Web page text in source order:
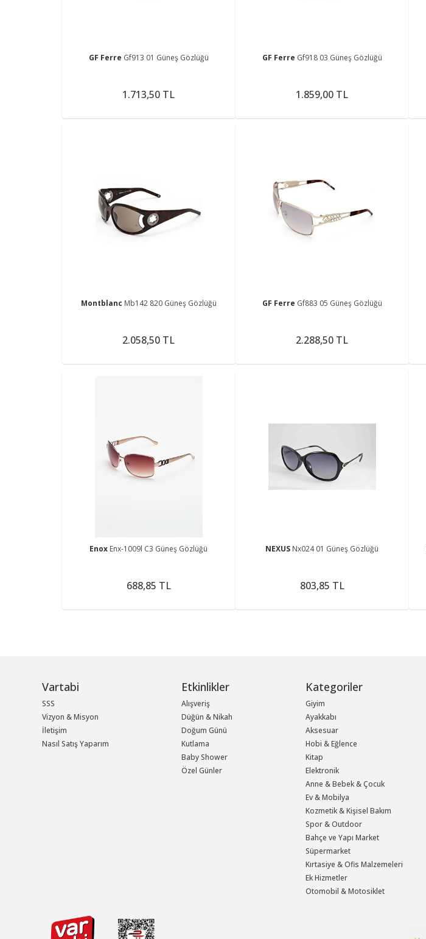
GF Ferre Gf913 01 Güneş Gözlüğü
1.713,50 TL
GF Ferre Gf918 03 Güneş Gözlüğü
1.859,00 TL
Montblanc Mb142 820 Güneş Gözlüğü
2.058,50 TL
GF Ferre Gf883 05 Güneş Gözlüğü
2.288,50 TL
Enox Enx-1009l C3 Güneş Gözlüğü
688,85 TL
NEXUS Nx024 01 Güneş Gözlüğü
803,85 TL
Vartabi
SSS
Vizyon & Misyon
İletişim
Nasıl Satış Yaparım
Etkinlikler
Alışveriş
Düğün & Nikah
Doğum Günü
Kutlama
Baby Shower
Özel Günler
Kategoriler
Giyim
Ayakkabı
Aksesuar
Hobi & Eğlence
Kitap
Elektronik
Anne & Bebek & Çocuk
Ev & Mobilya
Kozmetik & Kişisel Bakım
Spor & Outdoor
Bahçe ve Yapı Market
Süpermarket
Kırtasiye & Ofis Malzemeleri
Ek Hizmetler
Otomobil & Motosiklet